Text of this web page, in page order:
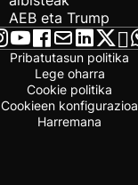
AEB eta Trump
Pribatutasun politika
Lege oharra
Cookie politika
Cookieen konfigurazioa
Harremana